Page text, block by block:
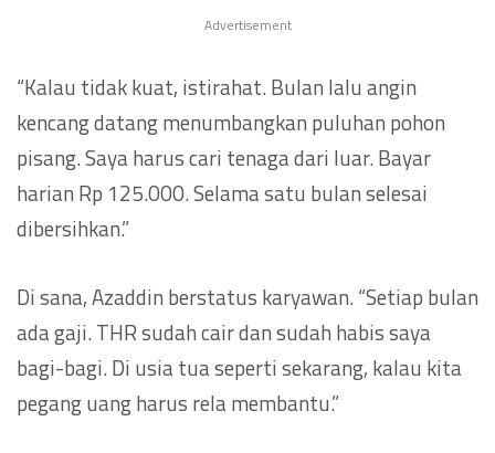
Advertisement
“Kalau tidak kuat, istirahat. Bulan lalu angin
kencang datang menumbangkan puluhan pohon
pisang. Saya harus cari tenaga dari luar. Bayar
harian Rp 125.000. Selama satu bulan selesai
dibersihkan.”
Di sana, Azaddin berstatus karyawan. “Setiap bulan
ada gaji. THR sudah cair dan sudah habis saya
bagi-bagi. Di usia tua seperti sekarang, kalau kita
pegang uang harus rela membantu.”